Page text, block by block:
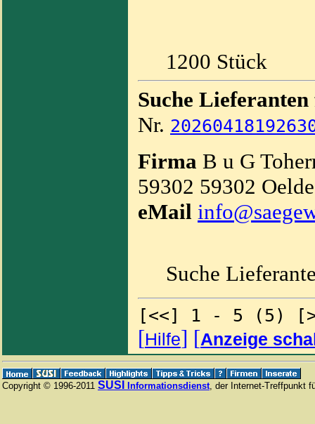
1200 Stück
Suche
Nr.
Firma B u G
59302 59302
eMail
Suche
[<<] 1 - 5 (5)
[Hilfe] [Anzeige
Copyright © 1996-2011 SUSI Informationsdienst, der Internet-Treffpunkt